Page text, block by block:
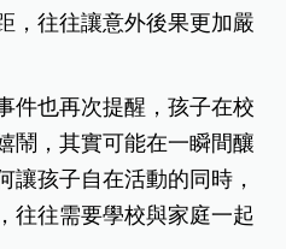
，往往讓意外後果更加嚴
件也再次提醒，孩子在校
鬧，其實可能在一瞬間釀
讓孩子自在活動的同時，
往往需要學校與家庭一起